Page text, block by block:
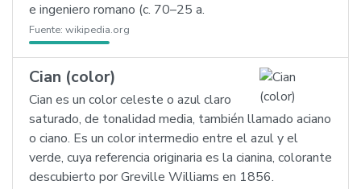
e ingeniero romano (c. 70–25 a.
Fuente: wikipedia.org
Cian (color)
Cian es un color celeste o azul claro
saturado, de tonalidad media, también llamado aciano
o ciano. Es un color intermedio entre el azul y el
verde, cuya referencia originaria es la cianina, colorante
descubierto por Greville Williams en 1856.